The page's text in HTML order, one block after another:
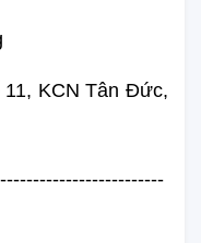
KCN Tân Đức,